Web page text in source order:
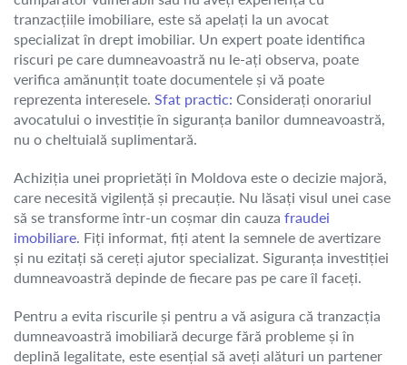
tranzacțiile imobiliare, este să apelați la un avocat
specializat în drept imobiliar. Un expert poate identifica
riscuri pe care dumneavoastră nu le-ați observa, poate
verifica amănunțit toate documentele și vă poate
reprezenta interesele. Sfat practic: Considerați onorariul
avocatului o investiție în siguranța banilor dumneavoastră,
nu o cheltuială suplimentară.
Achiziția unei proprietăți în Moldova este o decizie majoră,
care necesită vigilență și precauție. Nu lăsați visul unei case
să se transforme într-un coșmar din cauza fraudei
imobiliare. Fiți informat, fiți atent la semnele de avertizare
și nu ezitați să cereți ajutor specializat. Siguranța investiției
dumneavoastră depinde de fiecare pas pe care îl faceți.
Pentru a evita riscurile și pentru a vă asigura că tranzacția
dumneavoastră imobiliară decurge fără probleme și în
deplină legalitate, este esențial să aveți alături un partener